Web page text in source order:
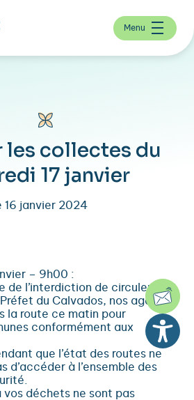
Menu
les collectes du
17 janvier
16 janvier 2024
– 9h00 :
de l’interdiction de circuler des
du Calvados, nos agents
la route ce matin pour
conformément aux
que l’état des routes ne
d’accéder à l’ensemble des
vos déchets ne sont pas